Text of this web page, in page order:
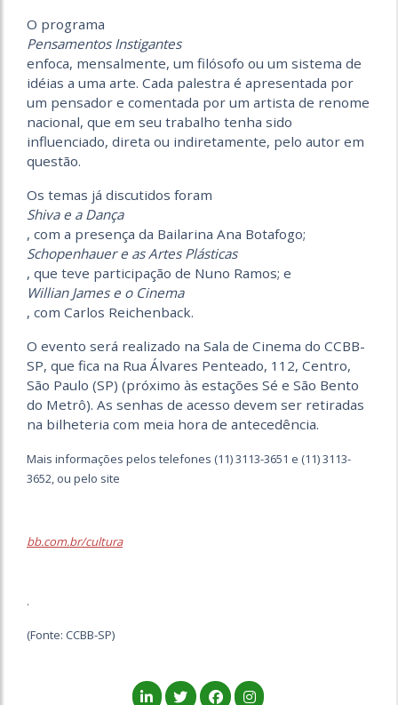
O programa
Pensamentos Instigantes
enfoca, mensalmente, um filósofo ou um sistema de
idéias a uma arte. Cada palestra é apresentada por
um pensador e comentada por um artista de renome
nacional, que em seu trabalho tenha sido
influenciado, direta ou indiretamente, pelo autor em
questão.
Os temas já discutidos foram
Shiva e a Dança
, com a presença da Bailarina Ana Botafogo;
Schopenhauer e as Artes Plásticas
, que teve participação de Nuno Ramos; e
Willian James e o Cinema
, com Carlos Reichenback.
O evento será realizado na Sala de Cinema do CCBB-
SP, que fica na Rua Álvares Penteado, 112, Centro,
São Paulo (SP) (próximo às estações Sé e São Bento
do Metrô). As senhas de acesso devem ser retiradas
na bilheteria com meia hora de antecedência.
Mais informações pelos telefones (11) 3113-3651 e (11) 3113-
3652, ou pelo site
bb.com.br/cultura
.
(Fonte: CCBB-SP)